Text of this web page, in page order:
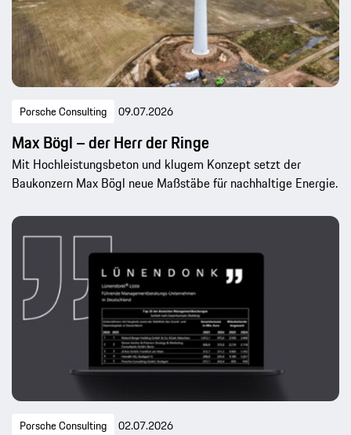
Porsche Consulting 09.07.2026
Max Bögl – der Herr der Ringe
Mit Hochleistungsbeton und klugem Konzept setzt der
Baukonzern Max Bögl neue Maßstäbe für nachhaltige Energie.
Porsche Consulting 02.07.2026